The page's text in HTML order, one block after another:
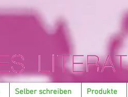
Selber schreiben Produkte